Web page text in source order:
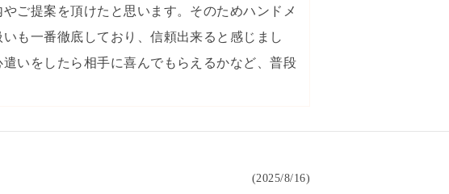
ご提案を頂けたと思います。そのためハンドメ
も一番徹底しており、信頼出来ると感じまし
いをしたら相手に喜んでもらえるかなど、普段
(2025/8/16)